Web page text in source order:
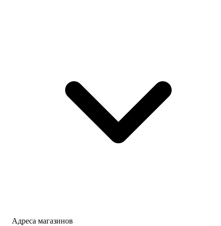
Адреса магазинов